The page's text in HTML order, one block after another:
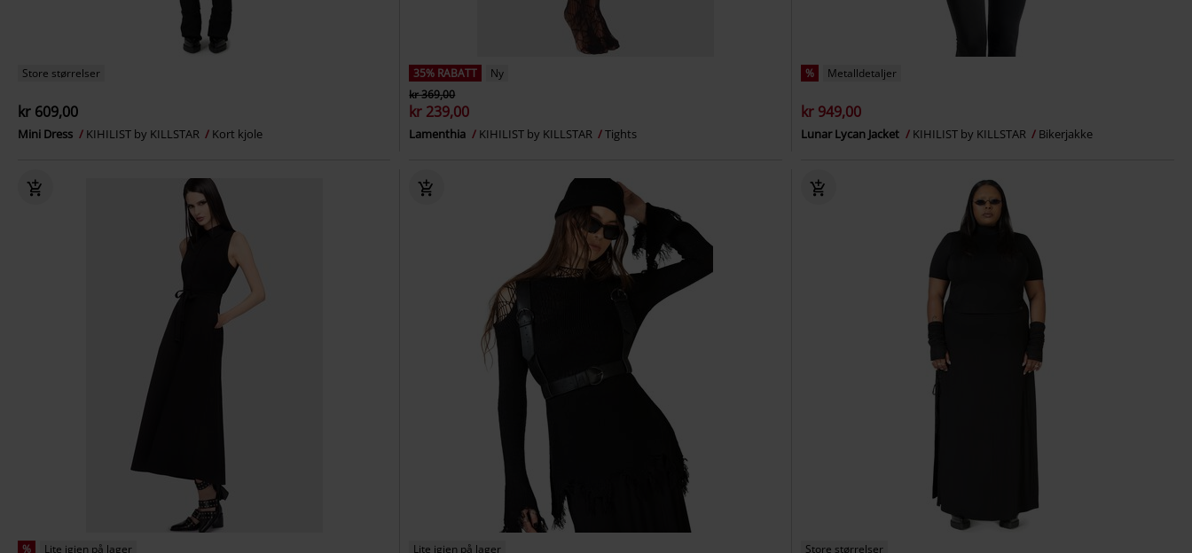
Store størrelser
kr 609,00
Mini Dress KIHILIST by KILLSTAR Kort kjole
35% RABATT
Ny
kr 369,00
kr 239,00
Lamenthia KIHILIST by KILLSTAR Tights
% Metalldetaljer
kr 949,00
Lunar Lycan Jacket KIHILIST by KILLSTAR Bikerjakke
% Lite igjen på lager Lite igjen på lager Store størrelser